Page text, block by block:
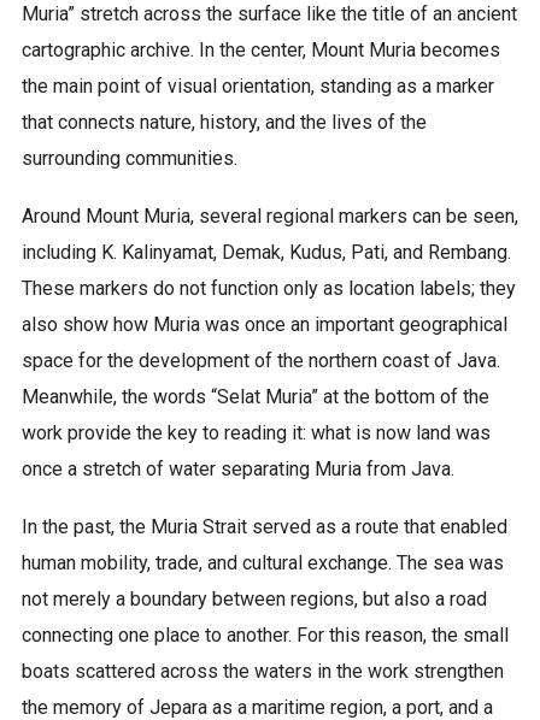
Muria” stretch across the surface like the title of an ancient
cartographic archive. In the center, Mount Muria becomes
the main point of visual orientation, standing as a marker
that connects nature, history, and the lives of the
surrounding communities.
Around Mount Muria, several regional markers can be seen,
including K. Kalinyamat, Demak, Kudus, Pati, and Rembang.
These markers do not function only as location labels; they
also show how Muria was once an important geographical
space for the development of the northern coast of Java.
Meanwhile, the words “Selat Muria” at the bottom of the
work provide the key to reading it: what is now land was
once a stretch of water separating Muria from Java.
In the past, the Muria Strait served as a route that enabled
human mobility, trade, and cultural exchange. The sea was
not merely a boundary between regions, but also a road
connecting one place to another. For this reason, the small
boats scattered across the waters in the work strengthen
the memory of Jepara as a maritime region, a port, and a